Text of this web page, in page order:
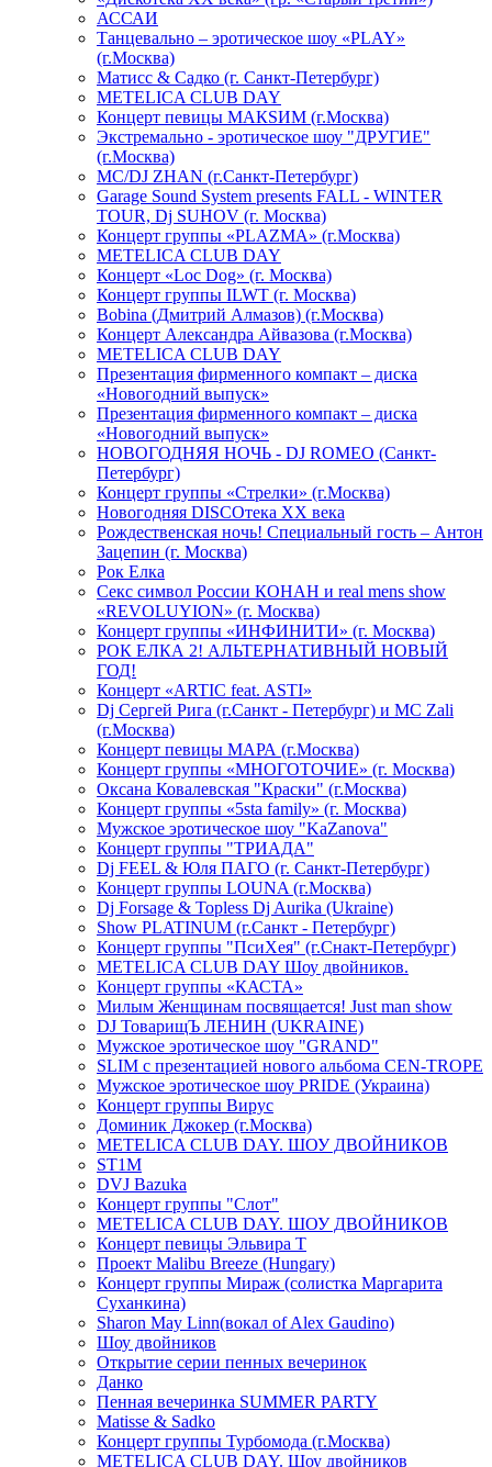
АССАИ
Танцевально – эротическое шоу «PLAY»
(г.Москва)
Матисс & Садко (г. Санкт-Петербург)
METELICA CLUB DAY
Концерт певицы МАКSИМ (г.Москва)
Экстремально - эротическое шоу "ДРУГИЕ"
(г.Москва)
МС/DJ ZHAN (г.Санкт-Петербург)
Garage Sound System presents FALL - WINTER
TOUR, Dj SUHOV (г. Москва)
Концерт группы «PLAZMA» (г.Москва)
METELICA CLUB DAY
Концерт «Loc Dog» (г. Москва)
Концерт группы ILWT (г. Москва)
Bobina (Дмитрий Алмазов) (г.Москва)
Концерт Александра Айвазова (г.Москва)
METELICA CLUB DAY
Презентация фирменного компакт – диска
«Новогодний выпуск»
Презентация фирменного компакт – диска
«Новогодний выпуск»
НОВОГОДНЯЯ НОЧЬ - DJ ROMEO (Санкт-
Петербург)
Концерт группы «Стрелки» (г.Москва)
Новогодняя DISCOтека ХХ века
Рождественская ночь! Специальный гость – Антон
Зацепин (г. Москва)
Рок Елка
Секс символ России КОНАН и real mens show
«REVOLUYION» (г. Москва)
Концерт группы «ИНФИНИТИ» (г. Москва)
РОК ЕЛКА 2! АЛЬТЕРНАТИВНЫЙ НОВЫЙ
ГОД!
Концерт «ARTIC feat. ASTI»
Dj Сергей Рига (г.Санкт - Петербург) и MC Zali
(г.Москва)
Концерт певицы МАРА (г.Москва)
Концерт группы «МНОГОТОЧИЕ» (г. Москва)
Оксана Ковалевская "Краски" (г.Москва)
Концерт группы «5sta family» (г. Москва)
Мужское эротическое шоу "KaZanova"
Концерт группы "ТРИАДА"
Dj FEEL & Юля ПАГО (г. Санкт-Петербург)
Концерт группы LOUNA (г.Москва)
Dj Forsage & Topless Dj Aurika (Ukraine)
Show PLATINUM (г.Санкт - Петербург)
Концерт группы "ПсиХея" (г.Снакт-Петербург)
METELICA CLUB DAY Шоу двойников.
Концерт группы «КАСТА»
Милым Женщинам посвящается! Just man show
DJ ТоварищЪ ЛЕНИН (UKRAINE)
Мужское эротическое шоу "GRAND"
SLIM с презентацией нового альбома CEN-TROPE
Мужское эротическое шоу PRIDE (Украина)
Концерт группы Вирус
Доминик Джокер (г.Москва)
METELICA CLUB DAY. ШОУ ДВОЙНИКОВ
ST1M
DVJ Bazuka
Концерт группы "Слот"
METELICA CLUB DAY. ШОУ ДВОЙНИКОВ
Концерт певицы Эльвира Т
Проект Malibu Breeze (Hungary)
Концерт группы Мираж (солистка Маргарита
Суханкина)
Sharon May Linn(вокал of Alex Gaudino)
Шоу двойников
Открытие серии пенных вечеринок
Данко
Пенная вечеринка SUMMER PARTY
Matisse & Sadko
Концерт группы Турбомода (г.Москва)
METELICA CLUB DAY. Шоу двойников